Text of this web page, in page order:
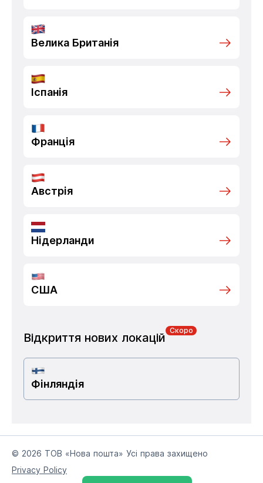
Велика Британія
Іспанія
Франція
Австрія
Нідерланди
США
Відкриття нових локацій
Скоро
Фінляндія
© 2026 ТОВ «Нова пошта» Усі права захищено
Privacy Policy